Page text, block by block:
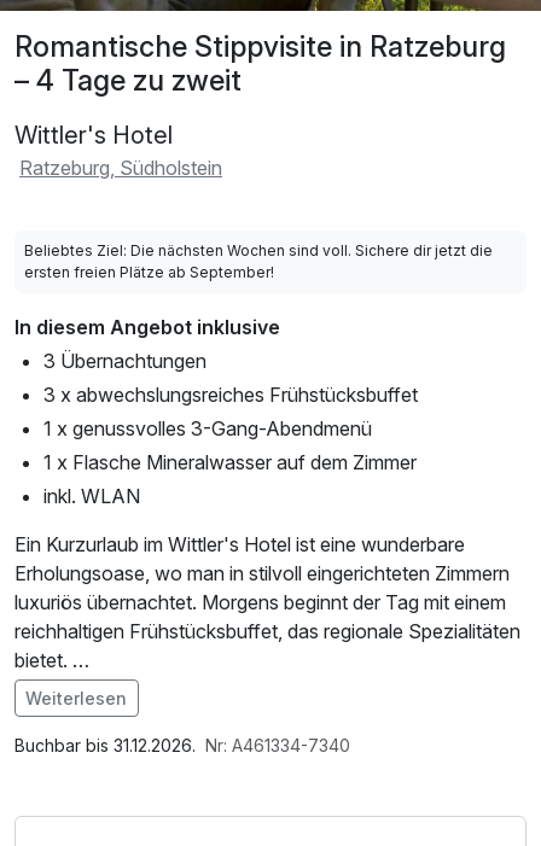
Romantische Stippvisite in Ratzeburg
– 4 Tage zu zweit
Wittler's Hotel
Ratzeburg, Südholstein
Beliebtes Ziel: Die nächsten Wochen sind voll. Sichere dir jetzt die
ersten freien Plätze ab September!
In diesem Angebot inklusive
3 Übernachtungen
3 x abwechslungsreiches Frühstücksbuffet
1 x genussvolles 3-Gang-Abendmenü
1 x Flasche Mineralwasser auf dem Zimmer
inkl. WLAN
Ein Kurzurlaub im Wittler's Hotel ist eine wunderbare
Erholungsoase, wo man in stilvoll eingerichteten Zimmern
luxuriös übernachtet. Morgens beginnt der Tag mit einem
reichhaltigen Frühstücksbuffet, das regionale Spezialitäten
bietet.
Abends genießt man im eleganten Restaurant ein
köstliches Abendessen, bevor man den Tag in der Hotelbar
Im Angebot enthalten
1 Flasche Mineralwasser, W-LAN Nutzung /
Weiterlesen
Buchbar bis 31.12.2026. Nr: A461334-7340